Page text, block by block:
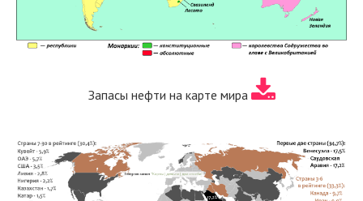
Запасы нефти на карте мира